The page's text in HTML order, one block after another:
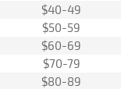
$40-49
$50-59
$60-69
$70-79
$80-89